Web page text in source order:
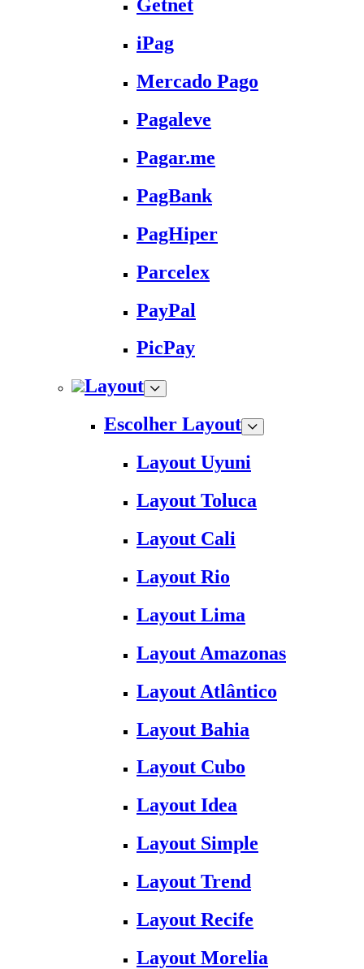
Getnet
iPag
Mercado Pago
Pagaleve
Pagar.me
PagBank
PagHiper
Parcelex
PayPal
PicPay
Layout
Escolher Layout
Layout Uyuni
Layout Toluca
Layout Cali
Layout Rio
Layout Lima
Layout Amazonas
Layout Atlântico
Layout Bahia
Layout Cubo
Layout Idea
Layout Simple
Layout Trend
Layout Recife
Layout Morelia